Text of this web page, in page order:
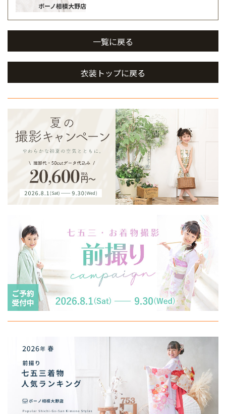
ボーノ相模大野店
一覧に戻る
衣装トップに戻る